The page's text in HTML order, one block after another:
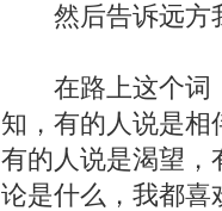
然后告诉远方我
在路上这个词，
知，有的人说是
有的人说是渴望，
论是什么，我都喜